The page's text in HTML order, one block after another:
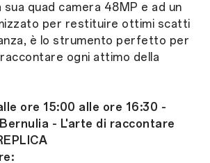
sua quad camera 48MP e ad un
per restituire ottimi scatti
è lo strumento perfetto per
ogni attimo della
ore 15:00 alle ore 16:30 -
- L'arte di raccontare